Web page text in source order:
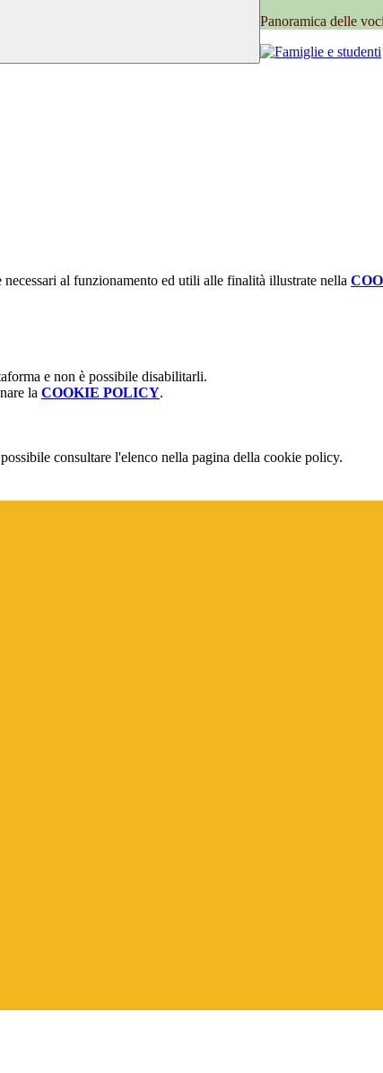
Panoramica delle
al funzionamento ed utili alle finalità illustrate nella
e non è possibile disabilitarli.
la COOKIE POLICY.
consultare l'elenco nella pagina della cookie policy.